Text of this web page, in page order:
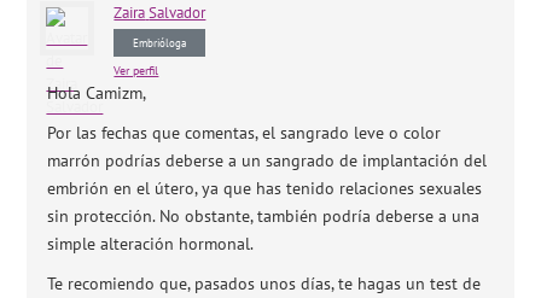
Zaira Salvador
Embrióloga
Ver perfil
Hola Camizm,
Por las fechas que comentas, el sangrado leve o color
marrón podrías deberse a un sangrado de implantación del
embrión en el útero, ya que has tenido relaciones sexuales
sin protección. No obstante, también podría deberse a una
simple alteración hormonal.
Te recomiendo que, pasados unos días, te hagas un test de